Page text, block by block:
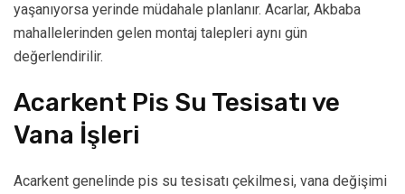
yaşanıyorsa yerinde müdahale planlanır. Acarlar, Akbaba
mahallelerinden gelen montaj talepleri aynı gün
değerlendirilir.
Acarkent Pis Su Tesisatı ve
Vana İşleri
Acarkent genelinde pis su tesisatı çekilmesi, vana değişimi